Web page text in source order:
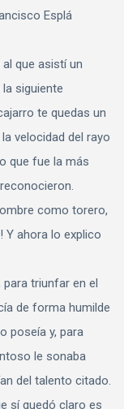
Esplá
que asistí un
siguiente
te quedas un
velocidad del rayo
que fue la más
como torero,
Y ahora lo explico
triunfar en el
de forma humilde
poseía y, para
le sonaba
del talento citado.
sí quedó claro es